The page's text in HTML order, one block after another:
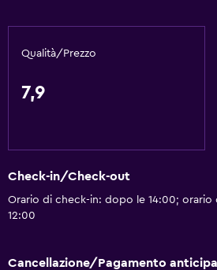
Qualità/Prezzo
7,9
Check-in/Check-out
Orario di check-in: dopo le 14:00; orario
12:00
Cancellazione/Pagamento